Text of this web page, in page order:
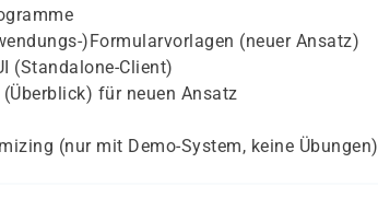
)Formularvorlagen (neuer Ansatz)
(Standalone-Client)
für neuen Ansatz
(nur mit Demo-System, keine Übungen)